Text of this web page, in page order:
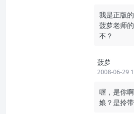
我是正版
菠萝老师
不？
菠萝
2008-06-29
喔，是你
娘？是拎